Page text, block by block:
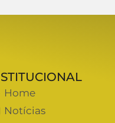
Home
Notícias